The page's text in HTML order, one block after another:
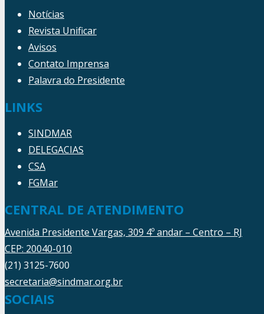
Notícias
Revista Unificar
Avisos
Contato Imprensa
Palavra do Presidente
LINKS
SINDMAR
DELEGACIAS
CSA
FGMar
CENTRAL DE ATENDIMENTO
Avenida Presidente Vargas, 309 4º andar – Centro – RJ
CEP: 20040-010
(21) 3125-7600
secretaria@sindmar.org.br
SOCIAIS